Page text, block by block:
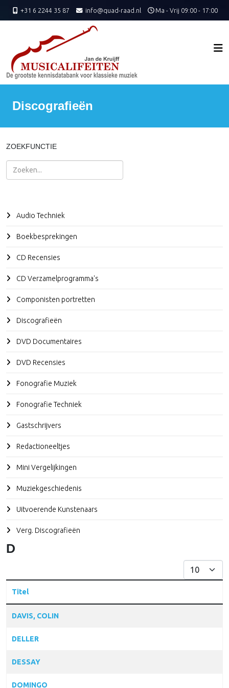
+31 6 2244 35 87 info@quad-raad.nl Ma - Vrij 09:00 - 17:00
Discografieën
ZOEKFUNCTIE
Zoeken
Audio Techniek
Boekbesprekingen
CD Recensies
CD Verzamelprogramma's
Componisten portretten
Discografieën
DVD Documentaires
DVD Recensies
Fonografie Muziek
Fonografie Techniek
Gastschrijvers
Redactioneeltjes
Mini Vergelijkingen
Muziekgeschiedenis
Uitvoerende Kunstenaars
Verg. Discografieën
D
Toon #
Titel
DAVIS, COLIN
DELLER
DESSAY
DOMINGO